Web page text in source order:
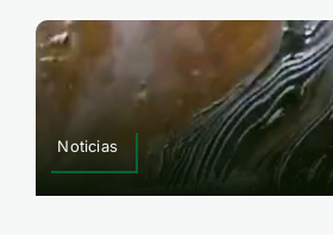
Noticias